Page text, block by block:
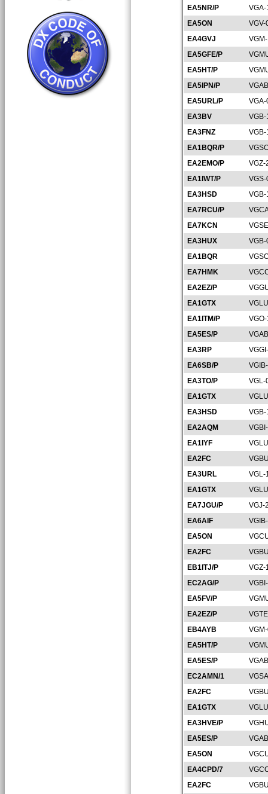
EA5NR/P
EA5ON
VGV-
EA4GVJ
EA5GFE/P
EA5HT/P
EA5IPN/P
EA5URL/P
EA3BV
EA3FNZ
EA1BQR/P
EA2EMO/P
VGZ-
EA1IWT/P
EA3HSD
EA7RCU/P
EA7KCN
EA3HUX
EA1BQR
EA7HMK
EA2EZ/P
EA1GTX
EA1ITM/P
EA5ES/P
EA3RP
EA6SB/P
EA3TO/P
VGL-
EA1GTX
EA3HSD
EA2AQM
EA1IYF
EA2FC
EA3URL
VGL-
EA1GTX
EA7JGU/P
VGJ-
EA6AIF
EA5ON
EA2FC
EB1ITJ/P
VGZ-
EC2AG/P
EA5FV/P
EA2EZ/P
EB4AYB
EA5HT/P
EA5ES/P
EC2AMN/1
EA2FC
EA1GTX
EA3HVE/P
EA5ES/P
EA5ON
EA4CPD/7
EA2FC